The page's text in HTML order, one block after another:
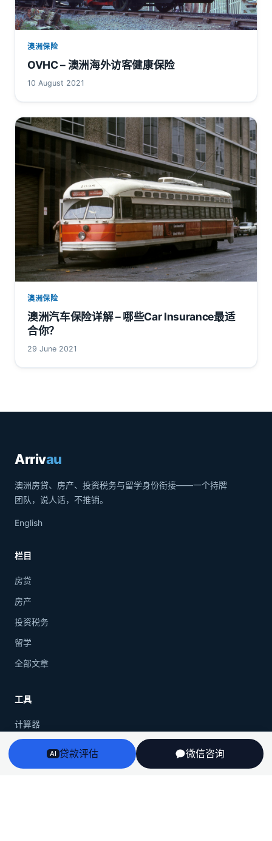
澳洲保险
OVHC – 澳洲海外访客健康保险
10 August 2021
澳洲保险
澳洲汽车保险详解 – 哪些Car Insurance最适
合你？
29 June 2021
Arrivau
澳洲房贷、房产、投资税务与留学身份衔接——一个持牌
团队，说人话，不推销。
English
栏目
房贷
房产
投资税务
留学
全部文章
工具
计算器
房贷指南
AI 贷款评估 微信咨询